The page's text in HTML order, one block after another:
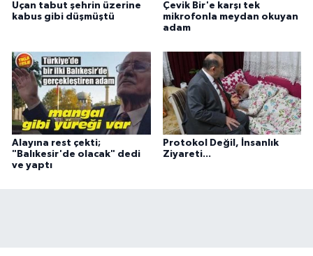
Uçan tabut şehrin üzerine
kabus gibi düşmüştü
Çevik Bir'e karşı tek
mikrofonla meydan okuyan
adam
Alayına rest çekti;
"Balıkesir'de olacak" dedi
ve yaptı
Protokol Değil, İnsanlık
Ziyareti...